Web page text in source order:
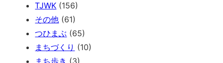
TJWK (156)
その他 (61)
つひまぶ (65)
まちづくり (10)